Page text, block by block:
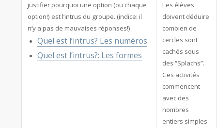
justifier pourquoi une option (ou chaque
option!) est l’intrus du groupe. (indice: il
n’y a pas de mauvaises réponses!)
Quel est l’intrus? Les numéros
Quel est l’intrus?: Les formes
Les élèves
doivent déduire
combien de
cercles sont
cachés sous
des “Splachs”.
Ces activités
commencent
avec des
nombres
entiers simples